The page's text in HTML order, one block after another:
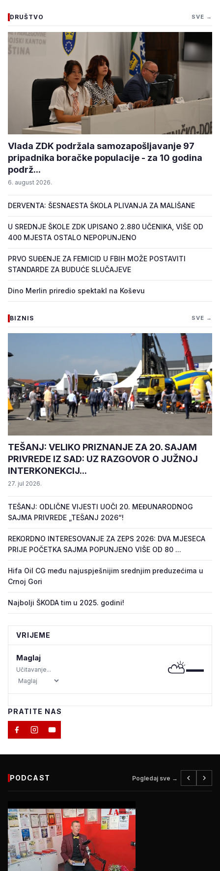
DRUŠTVO SVE →
Vlada ZDK podržala samozapošljavanje 97
pripadnika boračke populacije - za 10 godina
podrž...
6. august 2026.
DERVENTA: ŠESNAESTA ŠKOLA PLIVANJA ZA MALIŠANE
U SREDNJE ŠKOLE ZDK UPISANO 2.880 UČENIKA, VIŠE OD
400 MJESTA OSTALO NEPOPUNJENO
PRVO SUĐENJE ZA FEMICID U FBIH MOŽE POSTAVITI
STANDARDE ZA BUDUĆE SLUČAJEVE
Dino Merlin priredio spektakl na Koševu
BIZNIS SVE →
TEŠANJ: VELIKO PRIZNANJE ZA 20. SAJAM
PRIVREDE IZ SAD: UZ RAZGOVOR O JUŽNOJ
INTERKONEKCIJ...
27. jul 2026.
TEŠANJ: ODLIČNE VIJESTI UOČI 20. MEĐUNARODNOG
SAJMA PRIVREDE „TEŠANJ 2026“!
REKORDNO INTERESOVANJE ZA ZEPS 2026: DVA MJESECA
PRIJE POČETKA SAJMA POPUNJENO VIŠE OD 80 ...
Hifa Oil CG među najuspješnijim srednjim preduzećima u
Crnoj Gori
Najbolji ŠKODA tim u 2025. godini!
VRIJEME
Maglaj
Učitavanje... ⛅—
PRATITE NAS
PODCAST Pogledaj sve →